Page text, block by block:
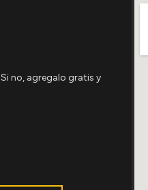
no, agregalo gratis y